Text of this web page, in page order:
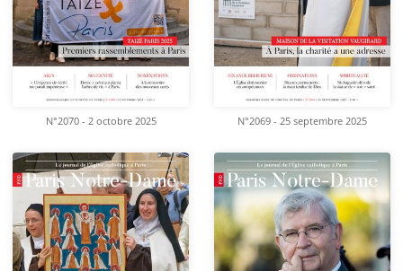
N°2070 - 2 octobre 2025 N°2069 - 25 septembre 2025